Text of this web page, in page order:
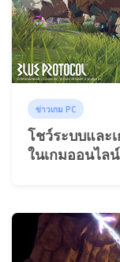
ข่าวเกม PC
โชว์ระบบและ
ในเกมออนไล